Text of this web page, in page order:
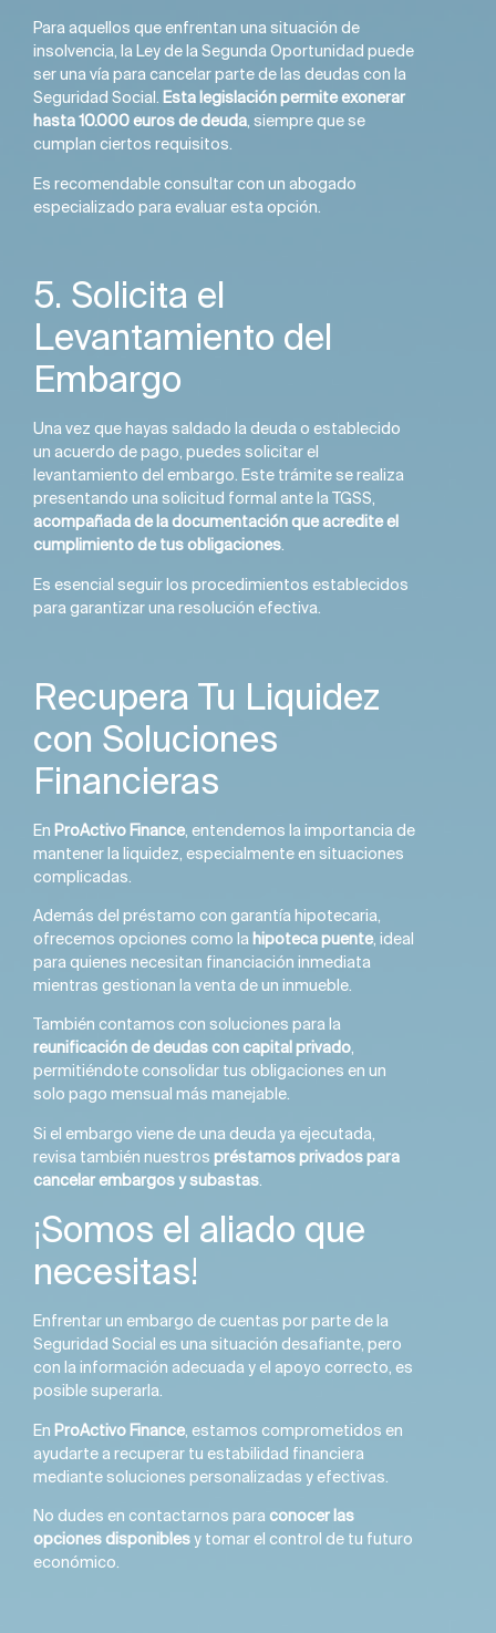
Para aquellos que enfrentan una situación de
insolvencia, la Ley de la Segunda Oportunidad puede
ser una vía para cancelar parte de las deudas con la
Seguridad Social. Esta legislación permite exonerar
hasta 10.000 euros de deuda, siempre que se
cumplan ciertos requisitos.
Es recomendable consultar con un abogado
especializado para evaluar esta opción.
5. Solicita el
Levantamiento del
Embargo
Una vez que hayas saldado la deuda o establecido
un acuerdo de pago, puedes solicitar el
levantamiento del embargo. Este trámite se realiza
presentando una solicitud formal ante la TGSS,
acompañada de la documentación que acredite el
cumplimiento de tus obligaciones.
Es esencial seguir los procedimientos establecidos
para garantizar una resolución efectiva.
Recupera Tu Liquidez
con Soluciones
Financieras
En ProActivo Finance, entendemos la importancia de
mantener la liquidez, especialmente en situaciones
complicadas.
Además del préstamo con garantía hipotecaria,
ofrecemos opciones como la hipoteca puente, ideal
para quienes necesitan financiación inmediata
mientras gestionan la venta de un inmueble.
También contamos con soluciones para la
reunificación de deudas con capital privado,
permitiéndote consolidar tus obligaciones en un
solo pago mensual más manejable.
Si el embargo viene de una deuda ya ejecutada,
revisa también nuestros préstamos privados para
cancelar embargos y subastas
¡Somos el aliado que
necesitas!
Enfrentar un embargo de cuentas por parte de la
Seguridad Social es una situación desafiante, pero
con la información adecuada y el apoyo correcto, es
posible superarla.
En ProActivo Finance, estamos comprometidos en
ayudarte a recuperar tu estabilidad financiera
mediante soluciones personalizadas y efectivas.
No dudes en contactarnos para conocer las
opciones disponiblesy tomar el control de tu futuro
económico.